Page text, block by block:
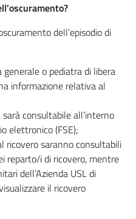
dell’episodio di
generale o pediatra di libera
informazione relativa al
sarà consultabile all’interno
elettronico (FSE);
ricovero saranno consultabili
reparto/i di ricovero, mentre
dell’Azienda USL di
il ricovero